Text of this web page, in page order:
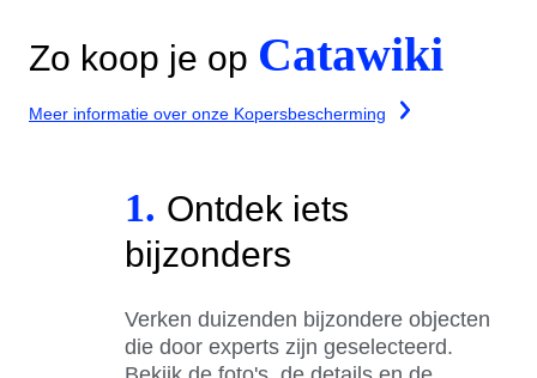
Zo koop je op Catawiki
Meer informatie over onze Kopersbescherming
1. Ontdek iets
bijzonders
Verken duizenden bijzondere objecten
die door experts zijn geselecteerd.